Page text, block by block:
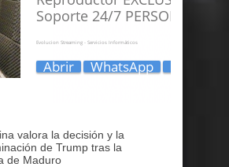
valora la decisión y la
de Trump tras la
de Maduro